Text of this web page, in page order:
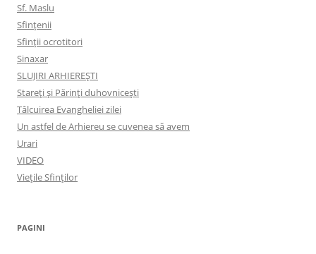
Sf. Maslu
Sfințenii
Sfinții ocrotitori
Sinaxar
SLUJIRI ARHIEREȘTI
Stareți și Părinți duhovnicești
Tâlcuirea Evangheliei zilei
Un astfel de Arhiereu se cuvenea să avem
Urari
VIDEO
Viețile Sfinților
PAGINI